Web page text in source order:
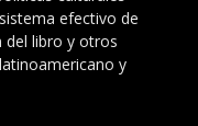
efectivo de
del libro y otros
y